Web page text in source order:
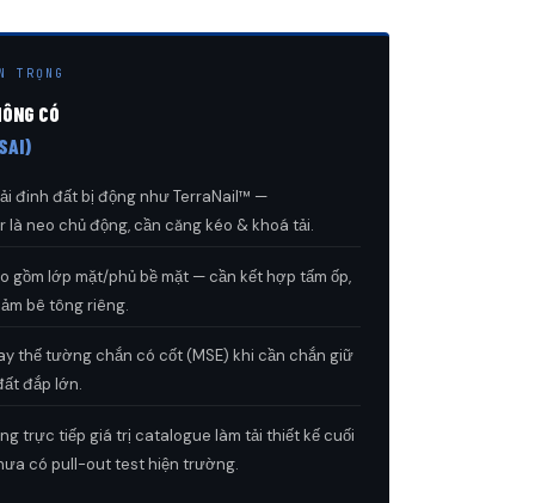
TRỌNG
CÓ
đinh đất bị động như TerraNail™ —
là neo chủ động, cần căng kéo & khoá tải.
gồm lớp mặt/phủ bề mặt — cần kết hợp tấm ốp,
bê tông riêng.
thế tường chắn có cốt (MSE) khi cần chắn giữ
đắp lớn.
trực tiếp giá trị catalogue làm tải thiết kế cuối
có pull-out test hiện trường.